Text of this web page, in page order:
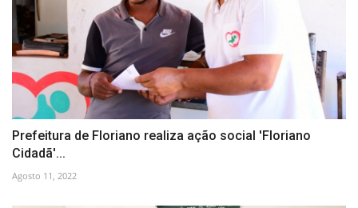
Prefeitura de Floriano realiza ação social 'Floriano
Cidadã'...
Agosto 11, 2022